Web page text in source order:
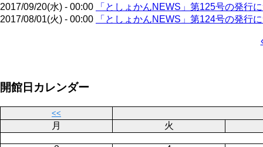
2017/09/20(水) - 00:00
「としょかんNEWS」第125号の発行
2017/08/01(火) - 00:00
「としょかんNEWS」第124号の発行
送
開館日カレンダー
<<
月 火